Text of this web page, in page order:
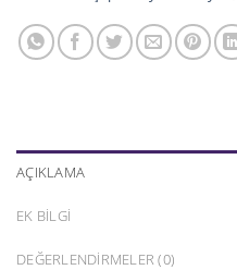
AÇIKLAMA
EK BILGI
DEĞERLENDIRMELER (0)